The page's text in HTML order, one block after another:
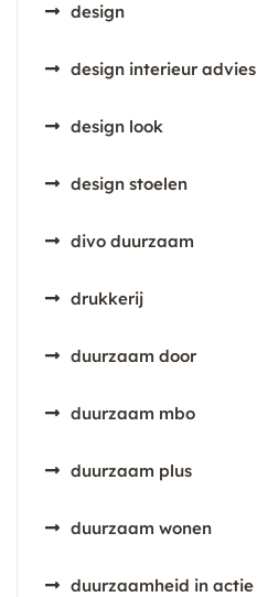
design
design interieur advies
design look
design stoelen
divo duurzaam
drukkerij
duurzaam door
duurzaam mbo
duurzaam plus
duurzaam wonen
duurzaamheid in actie